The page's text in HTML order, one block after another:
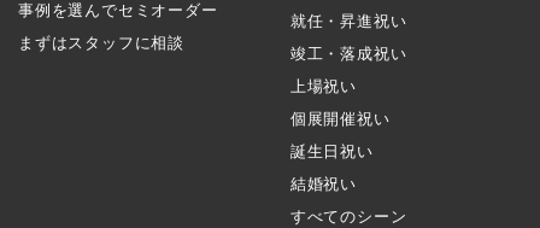
事例を選んでセミオーダー
まずはスタッフに相談
就任・昇進祝い
竣工・落成祝い
上場祝い
個展開催祝い
誕生日祝い
結婚祝い
すべてのシーン